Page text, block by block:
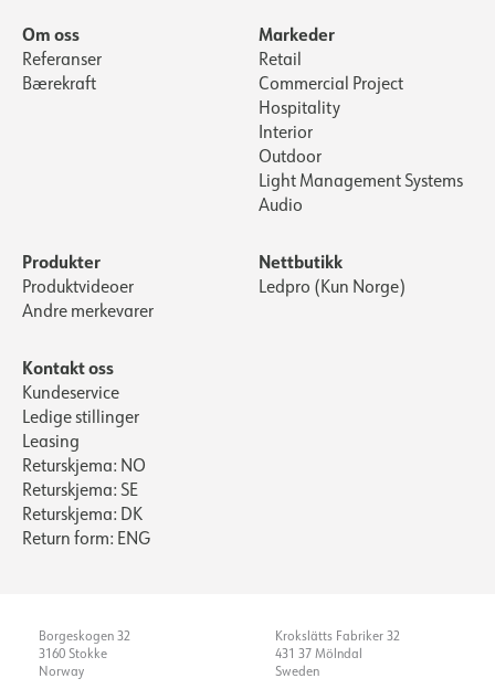
Om oss
Referanser
Bærekraft
Markeder
Retail
Commercial Project
Hospitality
Interior
Outdoor
Light Management Systems
Audio
Produkter
Produktvideoer
Andre merkevarer
Nettbutikk
Ledpro (Kun Norge)
Kontakt oss
Kundeservice
Ledige stillinger
Leasing
Returskjema: NO
Returskjema: SE
Returskjema: DK
Return form: ENG
Borgeskogen 32
3160 Stokke
Norway
Krokslätts Fabriker 32
431 37 Mölndal
Sweden